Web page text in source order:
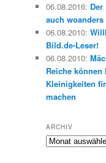
06.08.2016:
auch woanders
06.08.2010:
Bild.de-Leser!
06.08.2010:
Reiche können
Kleinigkeiten
machen
ARCHIV
Archiv